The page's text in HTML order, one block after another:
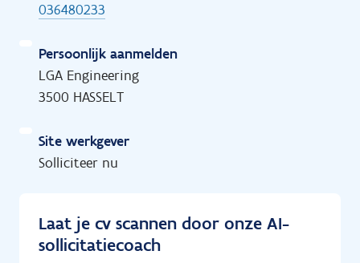
036480233
Persoonlijk aanmelden
LGA Engineering
3500 HASSELT
Site werkgever
Solliciteer nu
Laat je cv scannen door onze AI-
sollicitatiecoach